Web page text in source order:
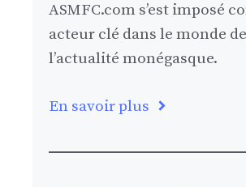
ASMFC.com s’est imposé
acteur clé dans le monde de
l’actualité monégasque.
En savoir plus